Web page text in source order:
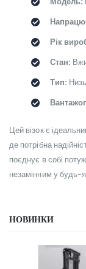
Рік
Стан:
Тип:
Цей візок є
де потрібна
поєднує в собі
незамінним у будь-
НОВИНКИ